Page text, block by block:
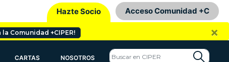
Hazte Socio Acceso Comunidad +C
la Comunidad +CIPER! ×
CARTAS NOSOTROS